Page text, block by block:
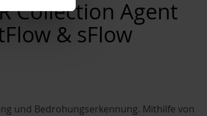
Collection Agent
& sFlow
und Bedrohungserkennung. Mithilfe von